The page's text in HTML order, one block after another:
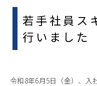
若手社員ス
行いました
令和8年6月5日（金）、入